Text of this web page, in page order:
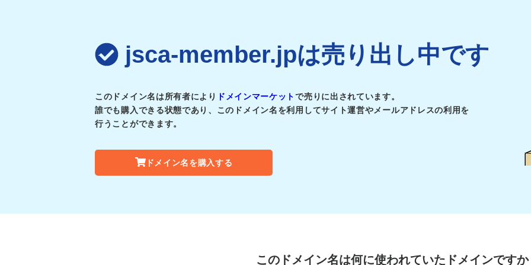
jsca-member.jpは売り出し中です
このドメイン名は所有者により ドメインマーケットで売りに出されています。
誰でも購入できる状態であり、このドメイン名を利用してサイト運営やメールアドレスの利用を
行うことができます。
ドメイン名を購入する
このドメイン名は何に使われていたドメインですか